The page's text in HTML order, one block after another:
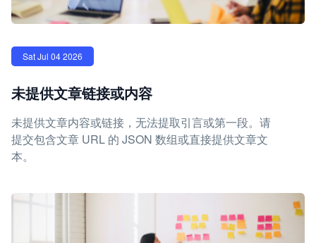
Sat Jul 04 2026
未提供文章链接或内容
未提供文章内容或链接，无法提取引言或第一段。请
提交包含文章 URL 的 JSON 数组或直接提供文章文
本。